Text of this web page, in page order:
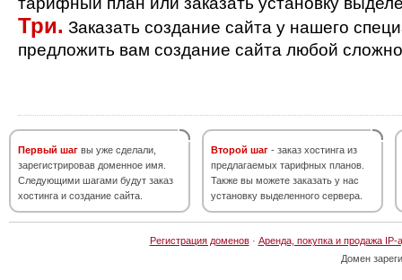
Три. Заказать создание сайта у нашего
предложить вам создание сайта любой
Первый шаг вы уже сделали,
зарегистрировав доменное имя.
Следующими шагами будут заказ
хостинга и создание сайта.
Второй шаг - заказ хостинга из
предлагаемых тарифных планов.
Также вы можете заказать у нас
установку выделенного сервера.
Регистрация доменов· Аренда, покупка и продажа IP-
Домен